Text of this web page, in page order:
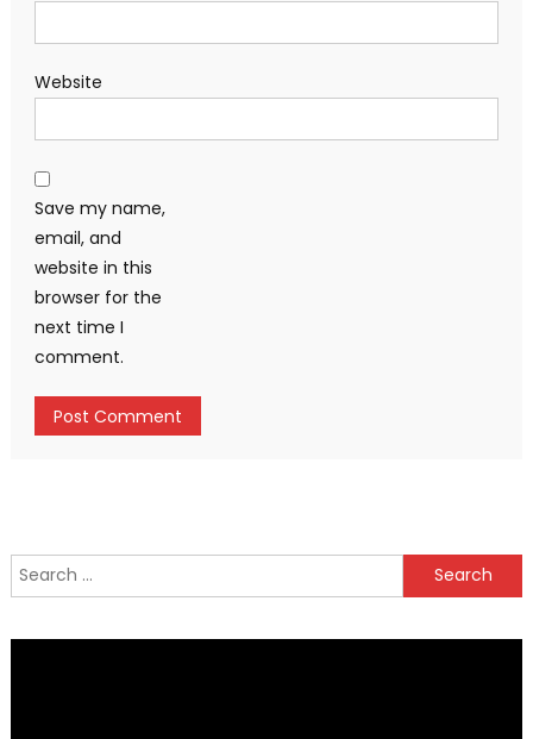
Website
Save my name,
email, and
website in this
browser for the
next time I
comment.
Search
for: